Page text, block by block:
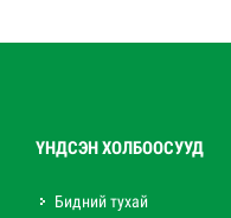
ҮНДСЭН ХОЛБООСУУД
Бидний тухай